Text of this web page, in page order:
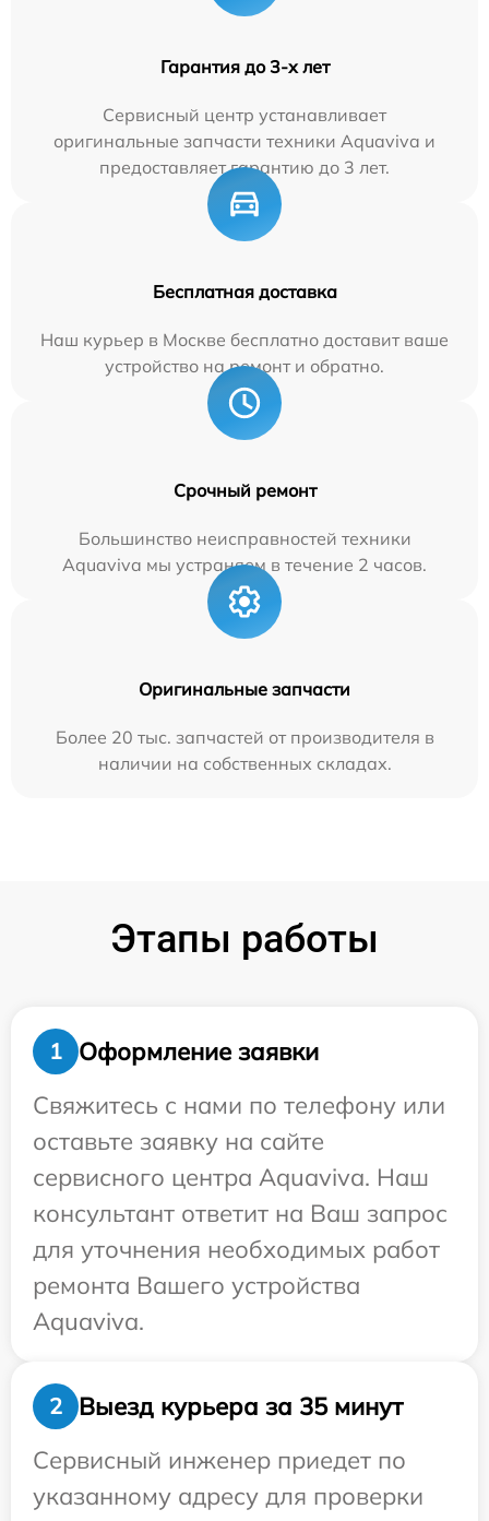
Гарантия до 3-х лет
Сервисный центр устанавливает
оригинальные запчасти техники Aquaviva и
предоставляет гарантию до 3 лет.
Бесплатная доставка
Наш курьер в Москве бесплатно доставит ваше
устройство на ремонт и обратно.
Срочный ремонт
Большинство неисправностей техники
Aquaviva мы устраняем в течение 2 часов.
Оригинальные запчасти
Более 20 тыс. запчастей от производителя в
наличии на собственных складах.
Этапы работы
1
Оформление заявки
Свяжитесь с нами по телефону или
оставьте заявку на сайте
сервисного центра Aquaviva. Наш
консультант ответит на Ваш запрос
для уточнения необходимых работ
ремонта Вашего устройства
Aquaviva.
2
Выезд курьера за 35 минут
Сервисный инженер приедет по
указанному адресу для проверки